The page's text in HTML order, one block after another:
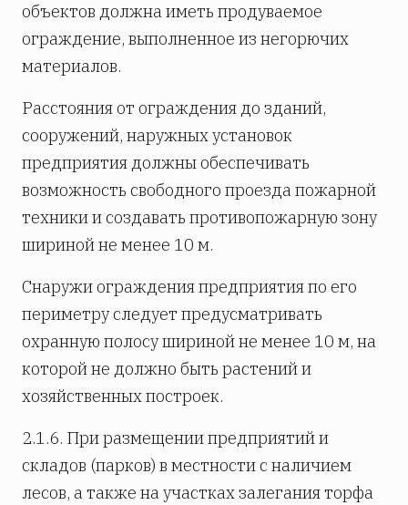
объектов должна иметь продуваемое
ограждение, выполненное из негорючих
материалов.
Расстояния от ограждения до зданий,
сооружений, наружных установок
предприятия должны обеспечивать
возможность свободного проезда пожарной
техники и создавать противопожарную зону
шириной не менее 10 м.
Снаружи ограждения предприятия по его
периметру следует предусматривать
охранную полосу шириной не менее 10 м, на
которой не должно быть растений и
хозяйственных построек.
2.1.6. При размещении предприятий и
складов (парков) в местности с наличием
лесов, а также на участках залегания торфа